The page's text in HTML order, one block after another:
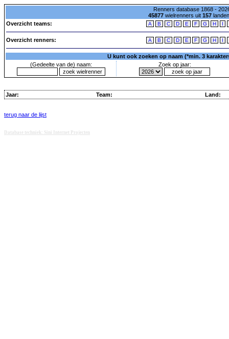
Renners database 1868 -
45877wielrenners uit 157
Overzicht teams:
A B C D E F G H I
Overzicht renners: A B C D E F G H I
U kunt ook zoeken op naam (*min. 3
(Gedeelte van de) naam:
Zoek op jaar:
Jaar: Team: Land:
terug naar de lijst
Database techniek: Sini Internet Projecten